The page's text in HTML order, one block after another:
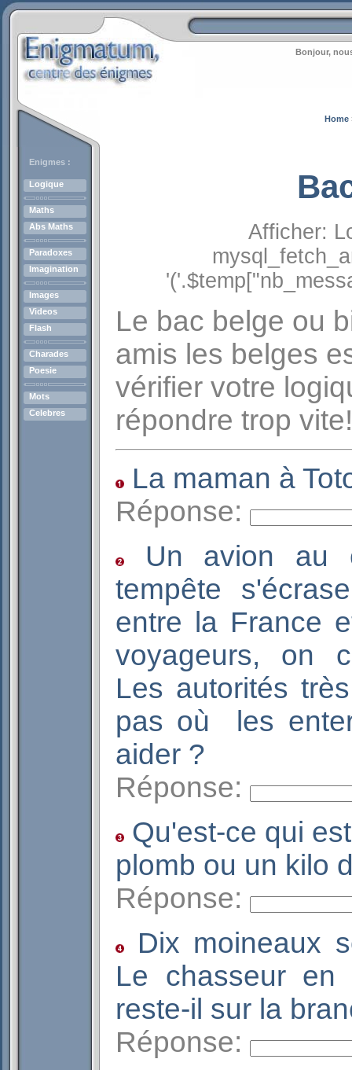
Bonjour,
Home
Enigmes :
Logique
Maths
Abs Maths
Paradoxes
Imagination
Images
Videos
Flash
Charades
Poesie
Mots
Celebres
Afficher:
Le bac belge ou
amis les belges
vérifier votre
répondre trop
La maman à
Réponse:
Un avion au
tempête
entre la France
voyageurs, on
Les autorités
pas où les
aider ?
Réponse:
Qu'est-ce qui
plomb ou un
Réponse:
Dix moineaux
Le chasseur
reste-il sur la
Réponse: